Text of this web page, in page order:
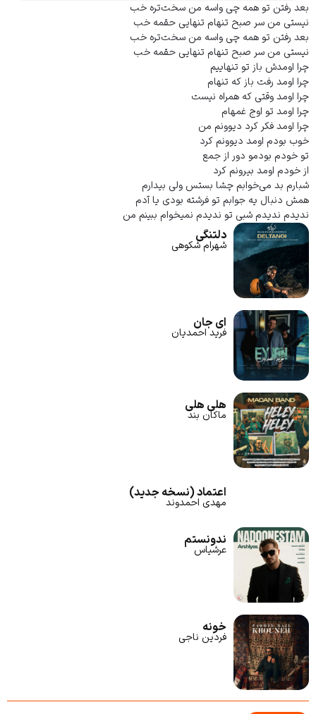
دلتنگی
شهرام شکوهی
ای جان
فرید احمدیان
هلی هلی
ماکان بند
اعتماد (نسخه جدید)
مهدی احمدوند
ندونستم
عرشیاس
خونه
فردین ناجی
بعد رفتن تو همه چی واسه من سخت‌تره خب
نیستی من سر صبح تنهام‌ تنهایی حقمه خب
بعد رفتن تو همه چی واسه من‌ سخت‌تره خب
نیستی من سر صبح تنهام تنهایی حقمه خب
چرا اومدش باز تو تنهاییم
چرا اومد رفت باز که تنهام
چرا اومد وقتی که همراه نیست
چرا اومد تو اوج غمهام
چرا اومد فکر کرد دیوونم من
خوب بودم اومد دیوونم کرد
تو خودم بودمو دور از جمع
از خودم اومد بیرونم کرد
شبارم بد می‌خوابم چشا بستس ولی بیدارم
همش دنبال یه جوابم تو فرشته بودی یا آدم
ندیدم‌ ندیدم شبی تو ندیدم نمیخوام ببینم من